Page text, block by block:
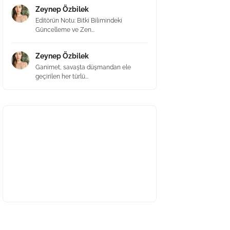
Zeynep Özbilek
Editörün Notu: Bitki Bilimindeki
Güncelleme ve Zen...
Zeynep Özbilek
Ganimet, savaşta düşmandan ele
geçirilen her türlü...